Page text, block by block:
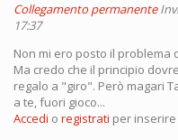
Collegamento permanente
17:37
Non mi ero posto il problema
Ma credo che il principio
regalo a "giro". Però magari
a te, fuori gioco...
Accedi o registrati per